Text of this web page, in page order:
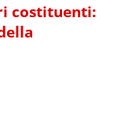
costituenti: